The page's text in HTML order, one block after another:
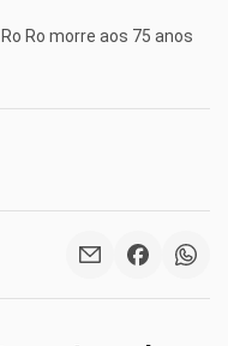
Ro morre aos 75 anos